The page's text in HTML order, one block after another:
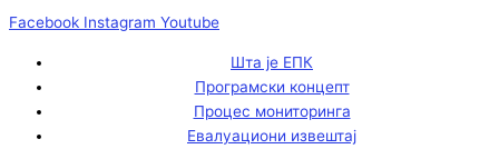
Facebook Instagram Youtube
Шта је ЕПК
Програмски концепт
Процес мониторинга
Евалуациони извештај